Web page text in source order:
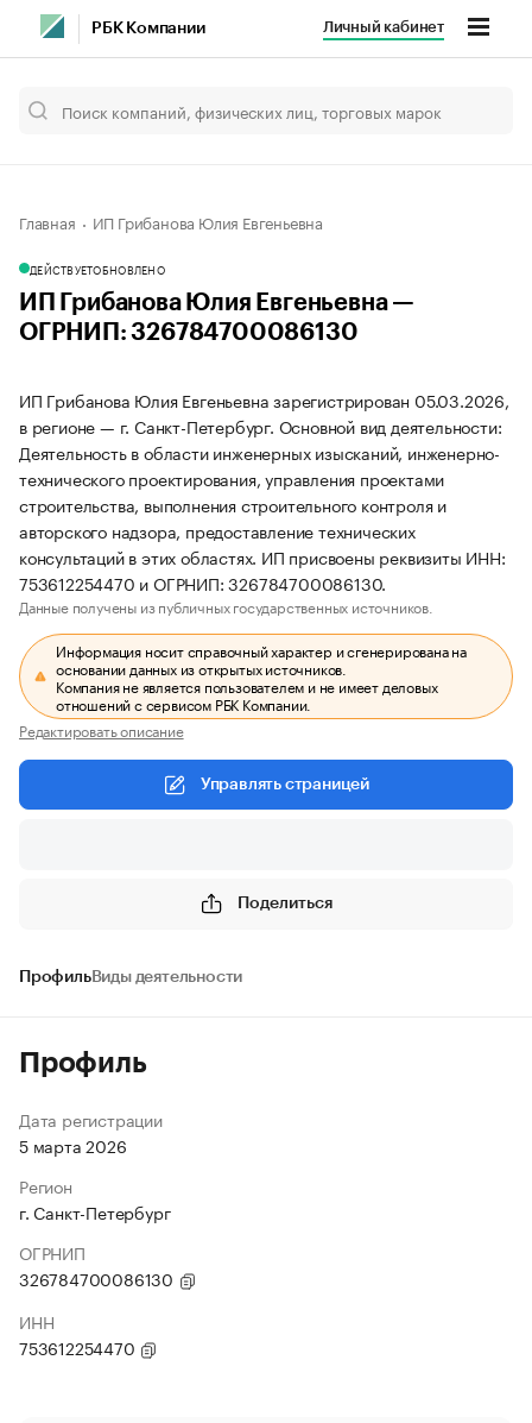
РБК Компании Личный кабинет
Главная ИП Грибанова Юлия Евгеньевна
ДЕЙСТВУЕТОБНОВЛЕНО
ИП Грибанова Юлия Евгеньевна —
ОГРНИП: 326784700086130
ИП Грибанова Юлия Евгеньевна зарегистрирован 05.03.2026,
в регионе — г. Санкт-Петербург. Основной вид деятельности:
Деятельность в области инженерных изысканий, инженерно-
технического проектирования, управления проектами
строительства, выполнения строительного контроля и
авторского надзора, предоставление технических
консультаций в этих областях. ИП присвоены реквизиты ИНН:
753612254470 и ОГРНИП: 326784700086130.
Данные получены из публичных государственных источников.
Информация носит справочный характер и сгенерирована на
основании данных из открытых источников.
Компания не является пользователем и не имеет деловых
отношений с сервисом РБК Компании.
Редактировать описание
Управлять страницей
Поделиться
ПрофильВиды деятельности
Профиль
Дата регистрации
5 марта 2026
Регион
г. Санкт-Петербург
ОГРНИП
326784700086130
ИНН
753612254470